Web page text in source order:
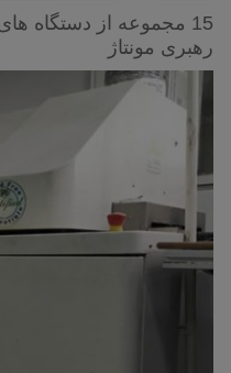
15 مجموعه از دستگاه
رهبری مونتاژ